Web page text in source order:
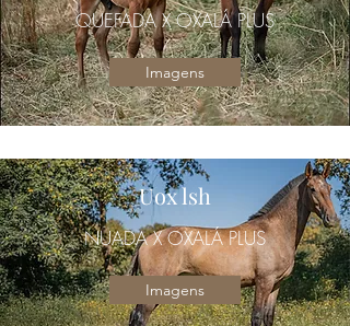
QUEFADA X OXALÁ PLUS
Imagens
Uox lsh
NUADA X OXALÁ PLUS
Imagens